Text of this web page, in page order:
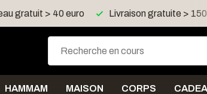
gratuite > 150 euro dans FR, LU, UK, IE,
HAMMAM MAISON CORPS